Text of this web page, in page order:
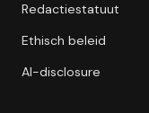
Redactiestatuut
Ethisch beleid
AI-disclosure